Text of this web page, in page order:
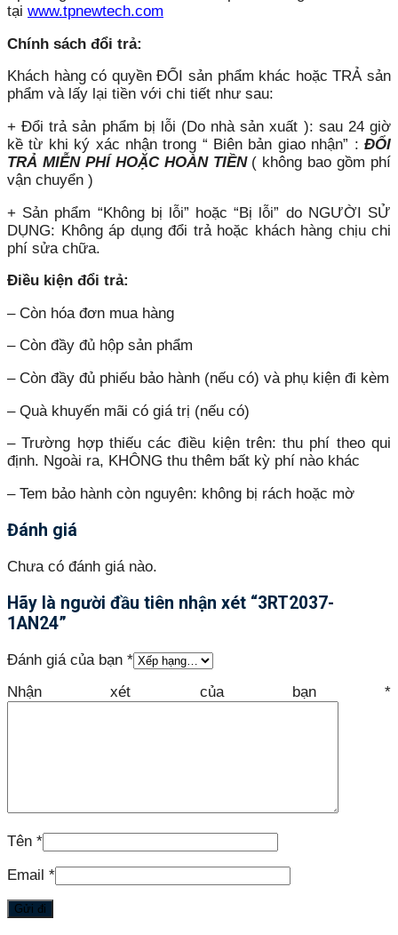
tại www.tpnewtech.com
Chính sách đổi trả:
Khách hàng có quyền ĐỔI sản phẩm khác hoặc TRẢ sản
phẩm và lấy lại tiền với chi tiết như sau:
+ Đổi trả sản phẩm bị lỗi (Do nhà sản xuất ): sau 24 giờ
kề từ khi ký xác nhận trong “ Biên bản giao nhận” : ĐỔI
TRẢ MIỄN PHÍ HOẶC HOÀN TIỀN( không bao gồm phí
vận chuyển )
+ Sản phẩm “Không bị lỗi” hoặc “Bị lỗi” do NGƯỜI SỬ
DỤNG: Không áp dụng đổi trả hoặc khách hàng chịu chi
phí sửa chữa.
Điều kiện đổi trả:
– Còn hóa đơn mua hàng
– Còn đầy đủ hộp sản phẩm
– Còn đầy đủ phiếu bảo hành (nếu có) và phụ kiện đi kèm
– Quà khuyến mãi có giá trị (nếu có)
– Trường hợp thiếu các điều kiện trên: thu phí theo qui
định. Ngoài ra, KHÔNG thu thêm bất kỳ phí nào khác
– Tem bảo hành còn nguyên: không bị rách hoặc mờ
Đánh giá
Chưa có đánh giá nào.
Hãy là người đầu tiên nhận xét “3RT2037-
1AN24”
Đánh giá của bạn *
Nhận xét của bạn *
Tên *
Email *